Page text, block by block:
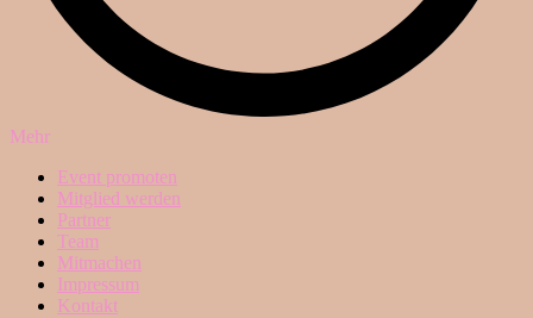
Mehr
Event promoten
Mitglied werden
Partner
Team
Mitmachen
Impressum
Kontakt